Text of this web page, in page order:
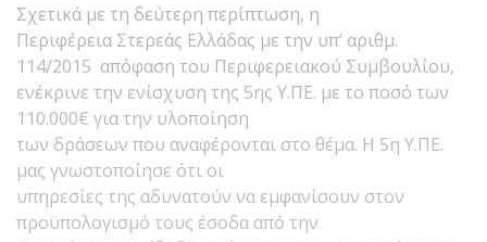
Σχετικά με τη δεύτερη περίπτωση, η
Περιφέρεια Στερεάς Ελλάδας με την υπ’ αριθμ.
114/2015 απόφαση του Περιφερειακού Συμβουλίου,
ενέκρινε την ενίσχυση της 5ης Υ.ΠΕ. με το ποσό των
110.000€ για την υλοποίηση
των δράσεων που αναφέρονται στο θέμα. Η 5η Υ.ΠΕ.
μας γνωστοποίησε ότι οι
υπηρεσίες της αδυνατούν να εμφανίσουν στον
προϋπολογισμό τους έσοδα από την